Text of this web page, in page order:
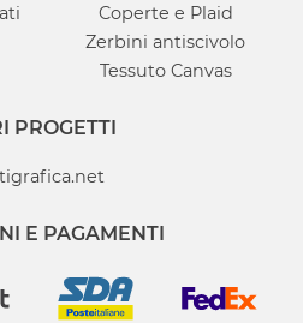
Coperte e Plaid
Zerbini antiscivolo
Tessuto Canvas
PROGETTI
E PAGAMENTI